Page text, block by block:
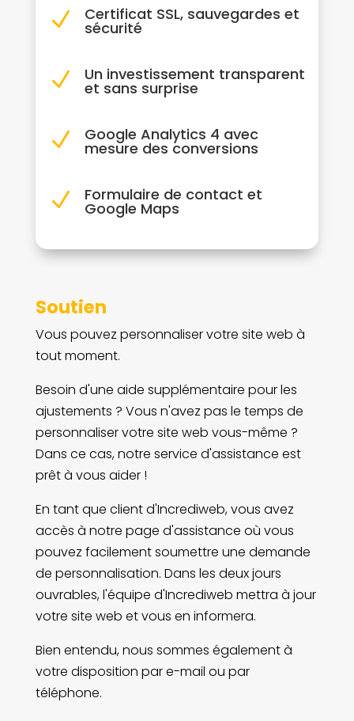
N Certificat SSL, sauvegardes et
sécurité
N Un investissement transparent
et sans surprise
N Google Analytics 4 avec
mesure des conversions
N Formulaire de contact et
Google Maps
Soutien
Vous pouvez personnaliser votre site web à
tout moment.
Besoin d'une aide supplémentaire pour les
ajustements ? Vous n'avez pas le temps de
personnaliser votre site web vous-même ?
Dans ce cas, notre service d'assistance est
prêt à vous aider !
En tant que client d'Incrediweb, vous avez
accès à notre page d'assistance où vous
pouvez facilement soumettre une demande
de personnalisation. Dans les deux jours
ouvrables, l'équipe d'Incrediweb mettra à jour
votre site web et vous en informera.
Bien entendu, nous sommes également à
votre disposition par e-mail ou par
téléphone.